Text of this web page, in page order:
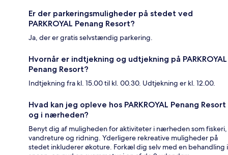
Er der parkeringsmuligheder på stedet ved
PARKROYAL Penang Resort?
Ja, der er gratis selvstændig parkering.
Hvornår er indtjekning og udtjekning på PARKROYAL
Penang Resort?
Indtjekning fra kl. 15.00 til kl. 00.30. Udtjekning er kl. 12.00.
Hvad kan jeg opleve hos PARKROYAL Penang Resort
og i nærheden?
Benyt dig af muligheden for aktiviteter i nærheden som fiskeri,
vandreture og ridning. Yderligere rekreative muligheder på
stedet inkluderer økoture. Forkæl dig selv med en behandling i